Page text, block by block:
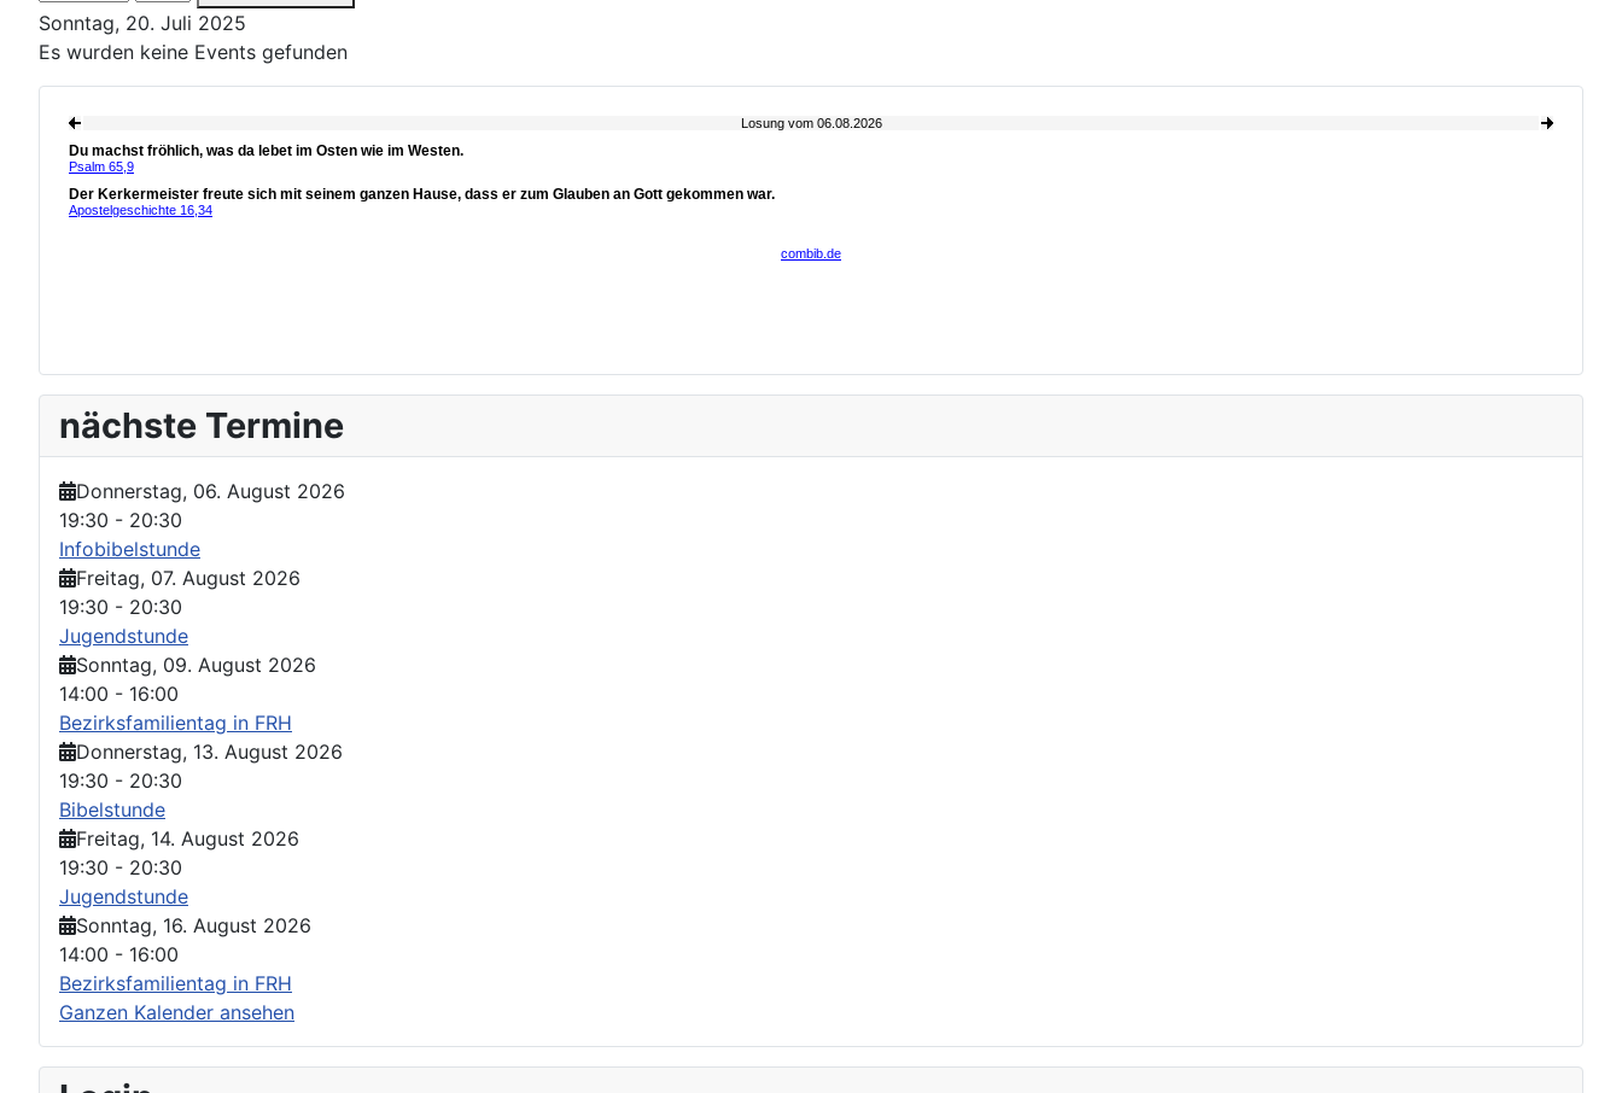
Sonntag, 20. Juli 2025
Es wurden keine Events gefunden
nächste Termine
Donnerstag, 06. August 2026
19:30 - 20:30
Infobibelstunde
Freitag, 07. August 2026
19:30 - 20:30
Jugendstunde
Sonntag, 09. August 2026
14:00 - 16:00
Bezirksfamilientag in FRH
Donnerstag, 13. August 2026
19:30 - 20:30
Bibelstunde
Freitag, 14. August 2026
19:30 - 20:30
Jugendstunde
Sonntag, 16. August 2026
14:00 - 16:00
Bezirksfamilientag in FRH
Ganzen Kalender ansehen